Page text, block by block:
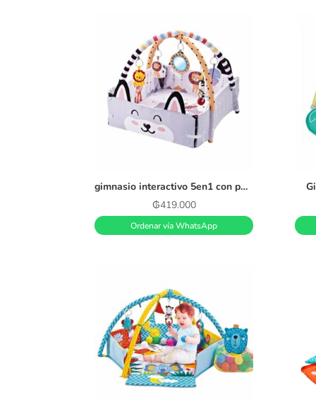
gimnasio interactivo 5en1 con pelotas
₲419.000
Ordenar vía WhatsApp